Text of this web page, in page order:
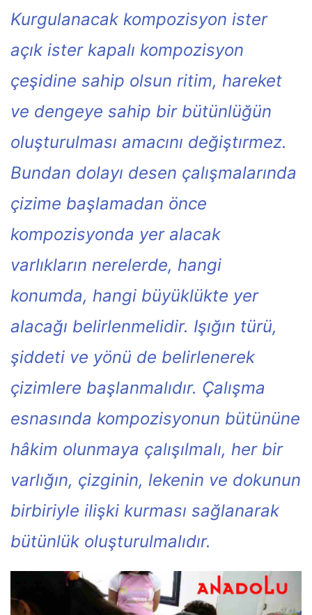
Kurgulanacak kompozisyon ister
açık ister kapalı kompozisyon
çeşidine sahip olsun ritim, hareket
ve dengeye sahip bir bütünlüğün
oluşturulması amacını değiştırmez.
Bundan dolayı desen çalışmalarında
çizime başlamadan önce
kompozisyonda yer alacak
varlıkların nerelerde, hangi
konumda, hangi büyüklükte yer
alacağı belirlenmelidir. Işığın türü,
şiddeti ve yönü de belirlenerek
çizimlere başlanmalıdır. Çalışma
esnasında kompozisyonun bütününe
hâkim olunmaya çalışılmalı, her bir
varlığın, çizginin, lekenin ve dokunun
birbiriyle ilişki kurması sağlanarak
bütünlük oluşturulmalıdır.